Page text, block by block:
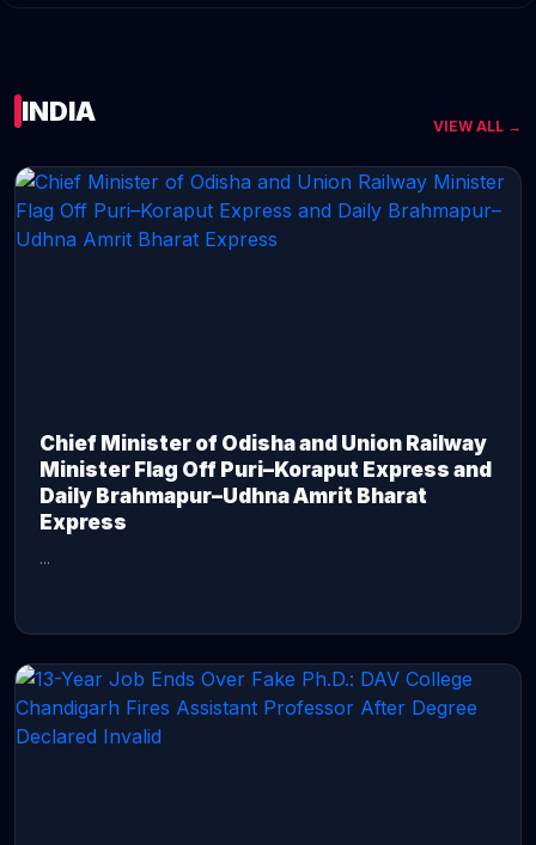
INDIA VIEW ALL →
Chief Minister of Odisha and Union Railway
Minister Flag Off Puri–Koraput Express and
Daily Brahmapur–Udhna Amrit Bharat
Express
...